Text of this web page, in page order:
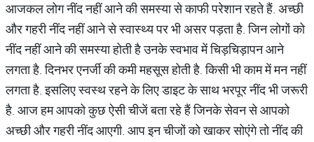
आजकल लोग नींद नहीं आने की समस्या से काफी परेशान रहते हैं. अच्छी
और गहरी नींद नहीं आने से स्वास्थ्य पर भी असर पड़ता है. जिन लोगों को
नींद नहीं आने की समस्या होती है उनके स्वभाव में चिड़चिड़ापन आने
लगता है. दिनभर एनर्जी की कमी महसूस होती है. किसी भी काम में मन नहीं
लगता है. इसलिए स्वस्थ रहने के लिए डाइट के साथ भरपूर नींद भी जरूरी
है. आज हम आपको कुछ ऐसी चीजें बता रहे हैं जिनके सेवन से आपको
अच्छी और गहरी नींद आएगी. आप इन चीजों को खाकर सोएंगे तो नींद की